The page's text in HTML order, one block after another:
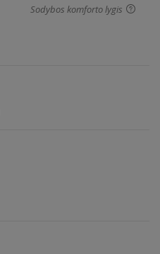
Sodybos komforto lygis